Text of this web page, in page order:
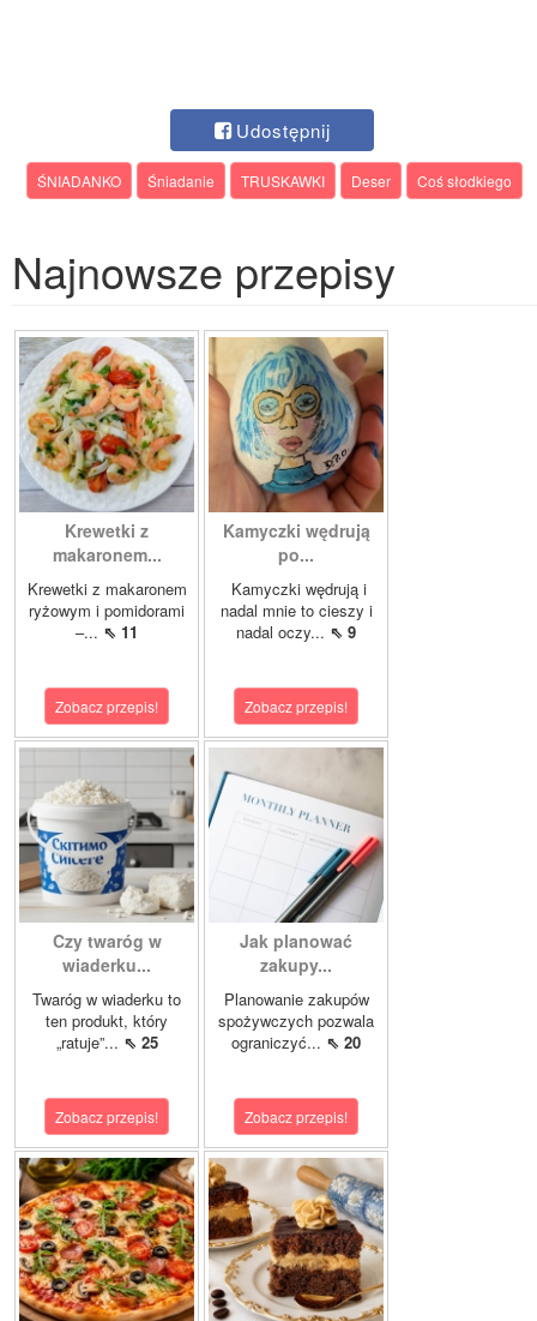
Udostępnij
ŚNIADANKO Śniadanie TRUSKAWKI Deser Coś słodkiego
Najnowsze przepisy
Krewetki z
makaronem...
Krewetki z makaronem
ryżowym i pomidorami
–... ⇖ 11
Zobacz przepis!
Kamyczki wędrują
po...
Kamyczki wędrują i
nadal mnie to cieszy i
nadal oczy... ⇖ 9
Zobacz przepis!
Czy twaróg w
wiaderku...
Twaróg w wiaderku to
ten produkt, który
„ratuje”... ⇖ 25
Zobacz przepis!
Jak planować
zakupy...
Planowanie zakupów
spożywczych pozwala
ograniczyć... ⇖ 20
Zobacz przepis!